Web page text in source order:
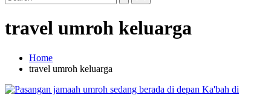
travel umroh keluarga
Home
travel umroh keluarga